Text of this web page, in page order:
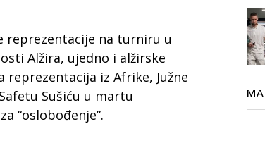
reprezentacije na turniru u
Alžira, ujedno i alžirske
iz Afrike, Južne
Sušiću u martu
“oslobođenje”.